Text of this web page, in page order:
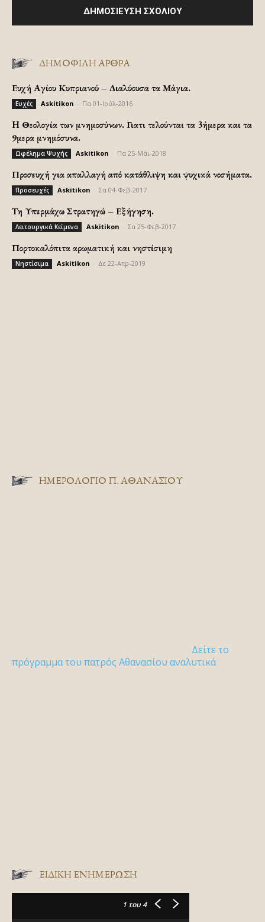
ΔΗΜΟΦΙΛΗ ΑΡΘΡΑ
Ευχή Αγίου Κυπριανού – Διαλύουσα τα Μάγια.
Ευχές Askitikon Πα 01-Ιούλ-2016
H Θεολογία των μνημοσύνων. Γιατι τελούνται τα 3ήμερα και τα
9μερα μνημόσυνα.
Ωφέλημα Ψυχής Askitikon Πα 25-Μάι-2018
Προσευχή για απαλλαγή από κατάθλιψη και ψυχικά νοσήματα.
Προσευχές Askitikon Σα 04-Φεβ-2017
Τη Υπερμάχω Στρατηγώ – Εξήγηση.
Λειτουργικά Κείμενα Askitikon Σα 25-Φεβ-2017
Πορτοκαλόπιτα αρωματική και νηστίσιμη
Νηστίσιμα Askitikon Δε 22-Απρ-2019
ΗΜΕΡΟΛΟΓΙΟ Π. ΑΘΑΝΑΣΙΟΥ
Δείτε το
πρόγραμμα του πατρός Αθανασίου αναλυτικά
ΕΙΔΙΚΉ ΕΝΗΜΈΡΩΣΗ
1 του 4